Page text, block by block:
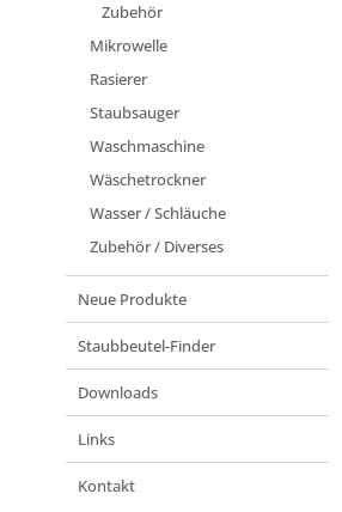
ELEKTRABREGENZ
ELEKTROHELIOS
ELICA
ELVITA
ERRES
FAGOR
FAR
FAURE
FIRENZI
FRANKE
FRIGIDAIRE
FUNCTIONICA
FUNIX
GASFIRE
GRAM
Zubehör
Mikrowelle
Rasierer
Staubsauger
Waschmaschine
Wäschetrockner
Wasser / Schläuche
Zubehör / Diverses
Neue Produkte
Staubbeutel-Finder
Downloads
Links
Kontakt